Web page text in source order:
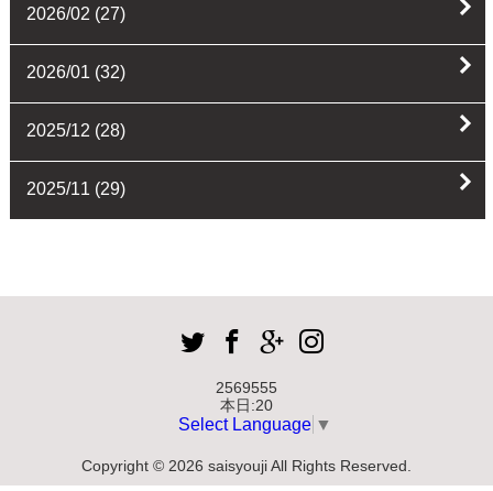
2026/02 (27)
2026/01 (32)
2025/12 (28)
2025/11 (29)
2569555
本日:20
Select Language ▼
Copyright © 2026 saisyouji All Rights Reserved.